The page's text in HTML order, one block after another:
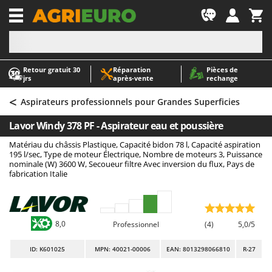
Retour gratuit 30
jrs
Réparation
après‑vente
Pièces de
rechange
-1
A
Abris de jardin
Accessoires pour tracteurs tondeuses autoportés
Aérateurs Scarificateurs pour gazon
Arracheuses de pommes de terre pour tracteur
Aspirateurs - Balais Électriques
Aspirateurs à cendres
Aspirateurs à feuilles sur roues
Aspirateurs de piscine
Aspirateurs Multifonctions
Atomiseurs agricoles pour tracteurs
A
AgriEuro Premium
AgriEuro TOP-LINE
AGT
Aima
Airmec
ALA 2000
Alce
Alpina
< Aspirateurs professionnels pour Grandes Superficies
Lavor Windy 378 PF - Aspirateur eau et poussière
Matériau du châssis Plastique, Capacité bidon 78 l, Capacité aspiration
195 l/sec, Type de moteur Électrique, Nombre de moteurs 3, Puissance
nominale (W) 3600 W, Secoueur filtre Avec inversion du flux, Pays de
fabrication Italie
8,0 Professionnel (4) 5,0/5
ID: K601025 MPN: 40021-00006 EAN: 8013298066810 R-27